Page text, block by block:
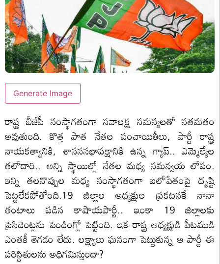
Generate Image
రాష్ట్ర బీజేపీ సంస్థాగతంగా సవాలక్ష సమస్యలతో సతమతం
అవుతుంది. కొత్త పాత నేతల పంచాయితీలు, పార్టీ రాష్ట్ర
నాయకత్వానికి, శాసనసభాపక్షానికి ఉన్న గ్యాప్.. ఎమ్మెల్యేల
తలోదారి.. అన్ని స్థాయిల్లో నేతల మధ్య సమన్వయ లోపం.
ఇన్ని తలనొప్పుల మధ్య సంస్థాగతంగా బలోపేతంపై దృష్టి
పెట్టలేకపోతోంది.19 జిల్లాల అధ్యక్షుల ప్రకటనకే నానా
తంటాలు పడిన కాషాయపార్టీ.. ఇంకా 19 జిల్లాలకు
ప్రెసిడెంట్లను పెండింగ్లో పెట్టింది. ఇక రాష్ట్ర అధ్యక్షుడి పీటముడి
ఎంతకీ తెగడం లేదు. లక్ష్యాలు ఘనంగా పెట్టుకున్న ఆ పార్టీ ఈ
పరిస్థితులను అధిగమిస్తుందా?